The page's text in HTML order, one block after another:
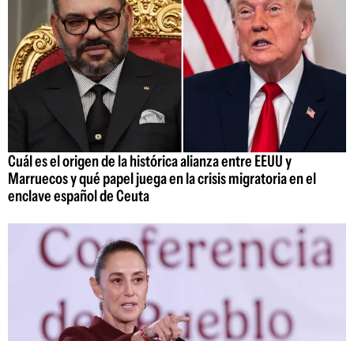
Cuál es el origen de la histórica alianza entre EEUU y
Marruecos y qué papel juega en la crisis migratoria en el
enclave español de Ceuta